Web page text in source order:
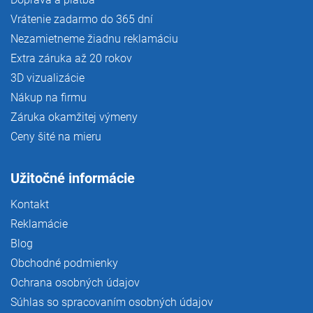
Vrátenie zadarmo do 365 dní
Nezamietneme žiadnu reklamáciu
Extra záruka až 20 rokov
3D vizualizácie
Nákup na firmu
Záruka okamžitej výmeny
Ceny šité na mieru
Užitočné informácie
Kontakt
Reklamácie
Blog
Obchodné podmienky
Ochrana osobných údajov
Súhlas so spracovaním osobných údajov